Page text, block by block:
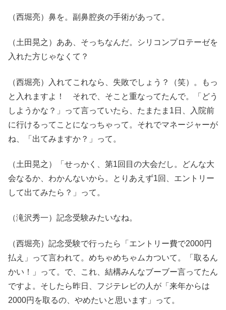
（西堀亮）鼻を。副鼻腔炎の手術があって。
（土田晃之）ああ、そっちなんだ。シリコンプロテーゼを
入れた方じゃなくて？
（西堀亮）入れてこれなら、失敗でしょう？（笑）。もっ
と入れますよ！ それで、そこと重なってたんで。「どう
しようかな？」って言っていたら、たまたま1日、入院前
に行けるってことになっちゃって。それでマネージャーが
ね、「出てみますか？」って。
（土田晃之）「せっかく、第1回目の大会だし。どんな大
会なるか、わかんないから。とりあえず1回、エントリー
して出てみたら？」って。
（滝沢秀一）記念受験みたいなね。
（西堀亮）記念受験で行ったら「エントリー費で2000円
払え」って言われて。めちゃめちゃムカついて。「取るん
かい！」って。で、これ、結構みんなブーブー言ってたん
ですよ。そしたら昨日、フジテレビの人が「来年からは
2000円を取るの、やめたいと思います」って。